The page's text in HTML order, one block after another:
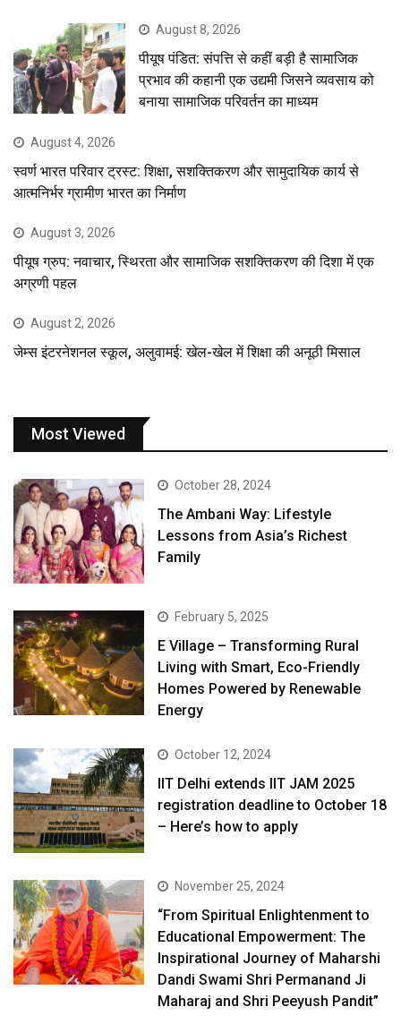
August 8, 2026
पीयूष पंडित: संपत्ति से कहीं बड़ी है सामाजिक
प्रभाव की कहानी एक उद्यमी जिसने व्यवसाय को
बनाया सामाजिक परिवर्तन का माध्यम
August 4, 2026
स्वर्ण भारत परिवार ट्रस्ट: शिक्षा, सशक्तिकरण और सामुदायिक कार्य से
आत्मनिर्भर ग्रामीण भारत का निर्माण
August 3, 2026
पीयूष ग्रुप: नवाचार, स्थिरता और सामाजिक सशक्तिकरण की दिशा में एक
अग्रणी पहल
August 2, 2026
जेम्स इंटरनेशनल स्कूल, अलुवामई: खेल-खेल में शिक्षा की अनूठी मिसाल
Most Viewed
October 28, 2024
The Ambani Way: Lifestyle
Lessons from Asia’s Richest
Family
February 5, 2025
E Village – Transforming Rural
Living with Smart, Eco-Friendly
Homes Powered by Renewable
Energy
October 12, 2024
IIT Delhi extends IIT JAM 2025
registration deadline to October 18
– Here’s how to apply
November 25, 2024
“From Spiritual Enlightenment to
Educational Empowerment: The
Inspirational Journey of Maharshi
Dandi Swami Shri Permanand Ji
Maharaj and Shri Peeyush Pandit”